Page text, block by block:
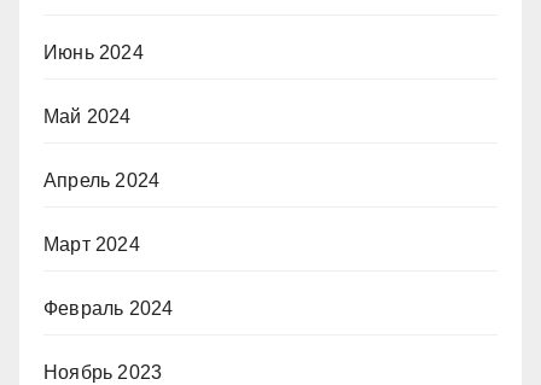
Июнь 2024
Май 2024
Апрель 2024
Март 2024
Февраль 2024
Ноябрь 2023